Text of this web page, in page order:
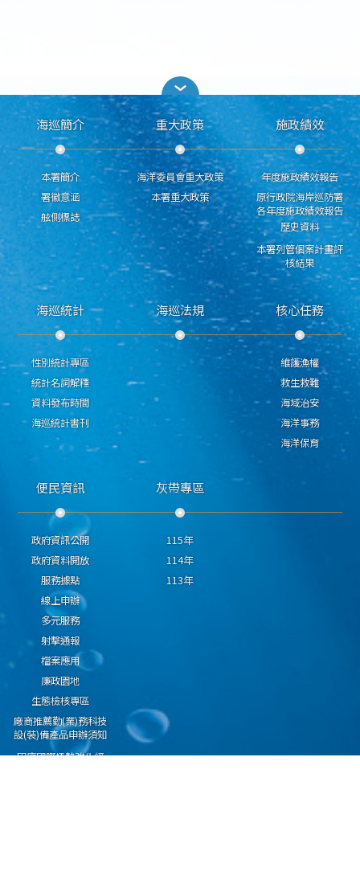
海巡簡介
本署簡介
署徽意涵
舷側標誌
重大政策
海洋委員會重大政策
本署重大政策
施政績效
年度施政績效報告
原行政院海岸巡防署
各年度施政績效報告
歷史資料
本署列管個案計畫評
核結果
海巡統計
性別統計專區
統計名詞解釋
資料發布時間
海巡統計書刊
海巡法規 核心任務
維護漁權
救生救難
海域治安
海洋事務
海洋保育
便民資訊
政府資訊公開
政府資料開放
服務據點
線上申辦
多元服務
射擊通報
檔案應用
廉政園地
生態檢核專區
廠商推薦勤(業)務科技
設(裝)備產品申辦須知
因應國際情勢強化經
灰帶專區
115年
114年
113年